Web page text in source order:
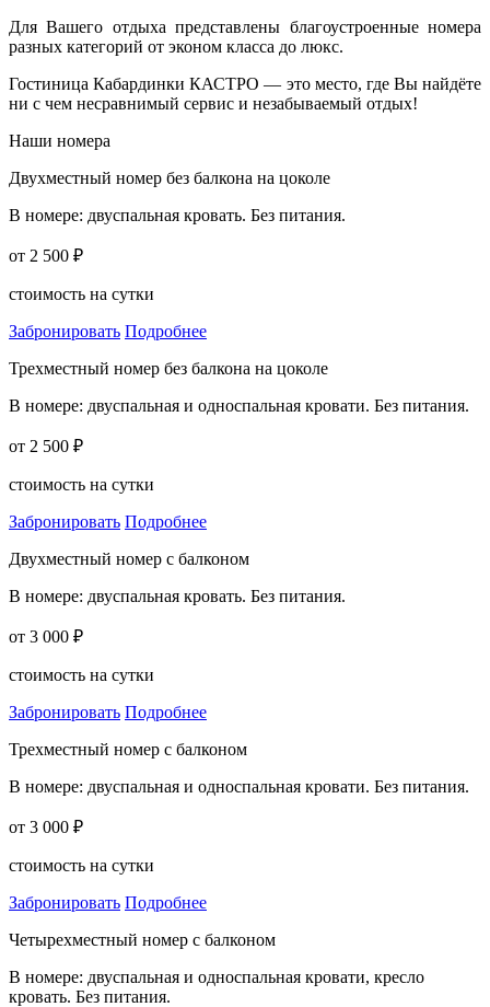
Для Вашего отдыха представлены благоустроенные номера
разных категорий от эконом класса до люкс.
Гостиница Кабардинки КАСТРО — это место, где Вы найдёте
ни с чем несравнимый сервис и незабываемый отдых!
Наши номера
Двухместный номер без балкона на цоколе
В номере: двуспальная кровать. Без питания.
от 2 500 ₽
стоимость на сутки
Забронировать Подробнее
Трехместный номер без балкона на цоколе
В номере: двуспальная и односпальная кровати. Без питания.
от 2 500 ₽
стоимость на сутки
Забронировать Подробнее
Двухместный номер с балконом
В номере: двуспальная кровать. Без питания.
от 3 000 ₽
стоимость на сутки
Забронировать Подробнее
Трехместный номер с балконом
В номере: двуспальная и односпальная кровати. Без питания.
от 3 000 ₽
стоимость на сутки
Забронировать Подробнее
Четырехместный номер с балконом
В номере: двуспальная и односпальная кровати, кресло
кровать. Без питания.